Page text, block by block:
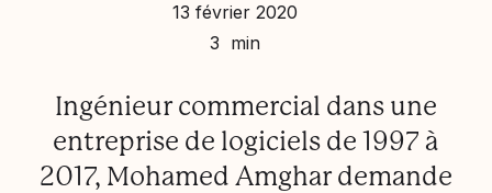
13 février 2020
3 min
Ingénieur commercial dans une
entreprise de logiciels de 1997 à
2017, Mohamed Amghar demande